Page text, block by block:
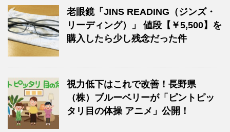
老眼鏡「JINS READING（ジンズ・
リーディング）」 値段【￥5,500】を
購入したら少し残念だった件
視力低下はこれで改善！長野県
（株）ブルーベリーが「ピントピッ
タリ目の体操 アニメ」公開！